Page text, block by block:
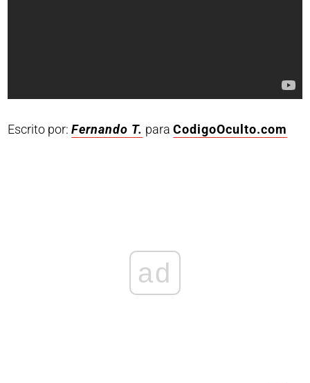
Escrito por:Fernando T. paraCodigoOculto.com
ad